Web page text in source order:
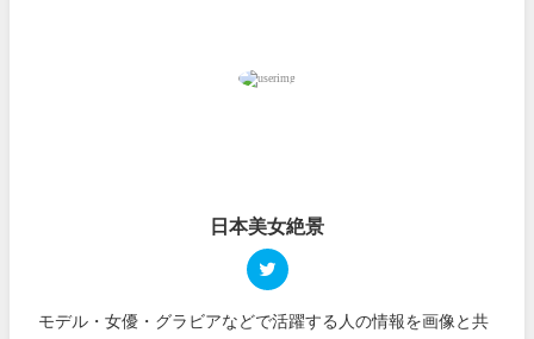
日本美女絶景
モデル・女優・グラビアなどで活躍する人の情報を画像と共